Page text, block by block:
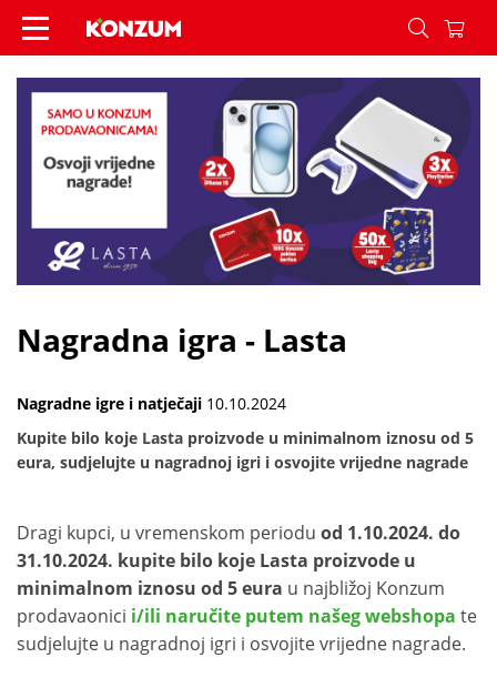
Nagradna igra - Lasta - Vijesti - Konzum
Nagradna igra - Lasta
Nagradne igre i natječaji 10.10.2024
Kupite bilo koje Lasta proizvode u minimalnom iznosu od 5
eura, sudjelujte u nagradnoj igri i osvojite vrijedne nagrade
Dragi kupci, u vremenskom periodu od 1.10.2024. do
31.10.2024. kupite bilo koje Lasta proizvode u
minimalnom iznosu od 5 eura u najbližoj Konzum
prodavaonici i/ili naručite putem našeg webshopa te
sudjelujte u nagradnoj igri i osvojite vrijedne nagrade.